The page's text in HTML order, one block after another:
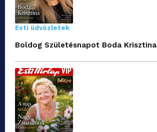
Esti üdvözletek
Boldog Születésnapot Boda Krisztina